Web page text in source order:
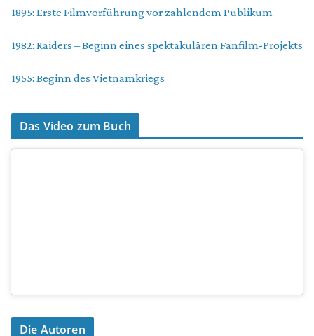
1895: Erste Filmvorführung vor zahlendem Publikum
1982: Raiders – Beginn eines spektakulären Fanfilm-Projekts
1955: Beginn des Vietnamkriegs
Das Video zum Buch
Die Autoren